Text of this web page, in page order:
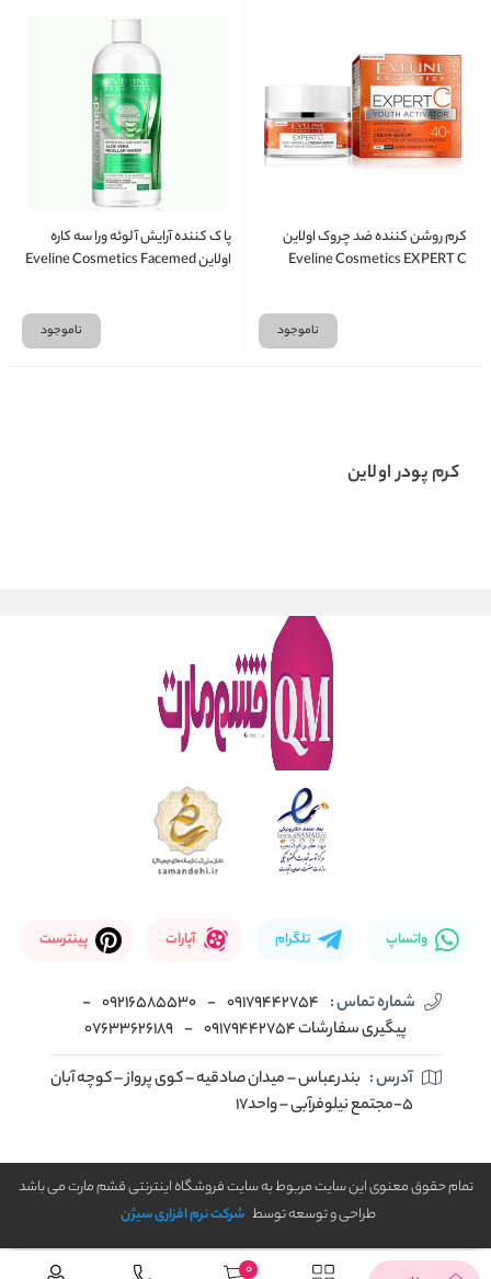
کرم روشن کننده ضد چروک اولاین
Eveline Cosmetics EXPERT C
ناموجود
پا ک کننده آرایش آلوئه ورا سه کاره
اولاین Eveline Cosmetics Facemed
ناموجود
کرم پودر اولاین
واتساپ تلگرام آپارات پینترست
شماره تماس : 09179442754
-
09216585530
-
پیگیری سفارشات 09179442754
-
07633626189
آدرس : بندرعباس – میدان صادقیه – کوی پرواز – کوچه آبان
5-مجتمع نیلوفرآبی – واحد17
تمام حقوق معنوی این سایت مربوط به سایت فروشگاه اینترنتی قشم مارت می باشد
طراحی و توسعه توسط شرکت نرم افزاری سیژن
0